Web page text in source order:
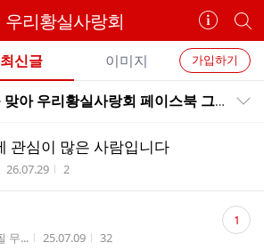
우리황실사랑회
카
페
정
보
보
기
개
별
카
페
검
가입하기
최신글 이미지
리황실사랑회 페이스북 그룹을 만들었습니다 ★
관심이 많은 사람입니다
작성시간
26.07.29 조회수
2
무... 작성시간
25.07.09 조회수
32
댓
글 1